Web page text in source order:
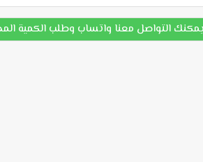
التواصل معنا واتساب وطلب الكمية